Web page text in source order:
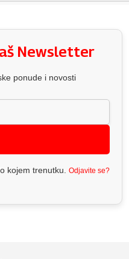
Newsletter
ponude i novosti
kojem trenutku. Odjavite se?